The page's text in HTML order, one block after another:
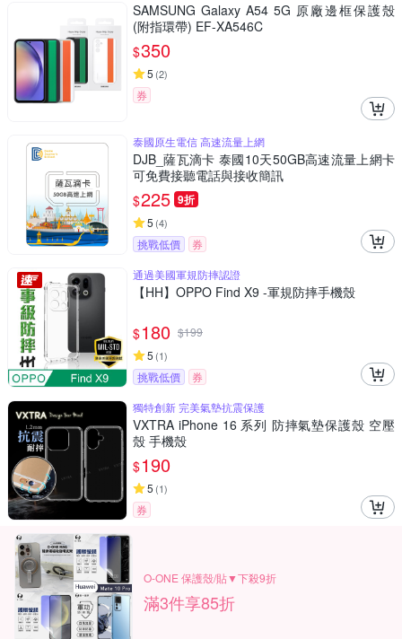
SAMSUNG Galaxy A54 5G 原廠邊框保護殼
(附指環帶) EF-XA546C
$350
5 (2)
券
泰國原生電信 高速流量上網
DJB_薩瓦滴卡 泰國10天50GB高速流量上網卡
可免費接聽電話與接收簡訊
$225 9折
5 (4)
挑戰低價
券
通過美國軍規防摔認證
【HH】OPPO Find X9 -軍規防摔手機殼
$180 $199
5 (1)
挑戰低價
券
獨特創新 完美氣墊抗震保護
VXTRA iPhone 16 系列 防摔氣墊保護殼 空壓
殼 手機殼
$190
5 (1)
券
O-ONE 保護殼/貼▼下殺9折
滿3件享85折